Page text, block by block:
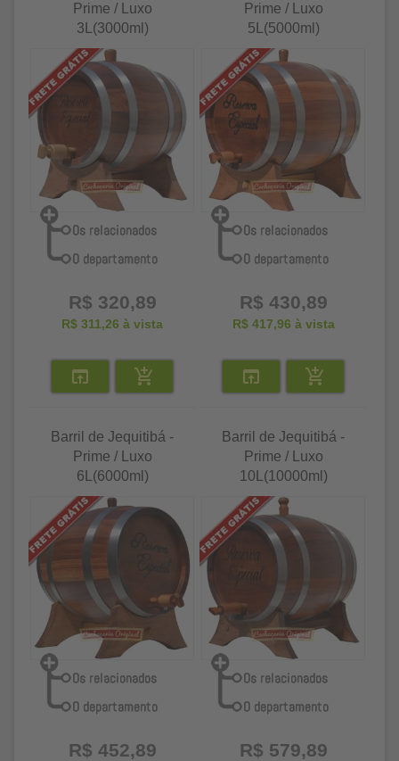
Prime / Luxo
3L(3000ml)
R$ 320,89
R$ 311,26 à vista
Prime / Luxo
5L(5000ml)
R$ 430,89
R$ 417,96 à vista
Barril de Jequitibá -
Prime / Luxo
6L(6000ml)
R$ 452,89
Barril de Jequitibá -
Prime / Luxo
10L(10000ml)
R$ 579,89